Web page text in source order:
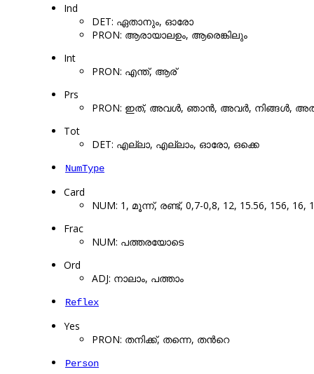
Ind
DET: ഏതാനും, ഓരോ
PRON: ആരായാലഉം, ആരെങ്കിലും
Int
PRON: എന്ത്, ആര്
Prs
PRON: ഇത്, അവൾ, ഞാൻ, അവർ, നിങ്ങൾ,
Tot
DET: എല്ലാ, എല്ലാം, ഓരോ, ഒക്കെ
NumType
Card
NUM: 1, മൂന്ന്, രണ്ട്, 0,7-0,8, 12, 15.56, 156, 16,
Frac
NUM: പത്തരയോടെ
Ord
ADJ: നാലാം, പത്താം
Reflex
Yes
PRON: തനിക്ക്, തന്നെ, തൻറെ
Person